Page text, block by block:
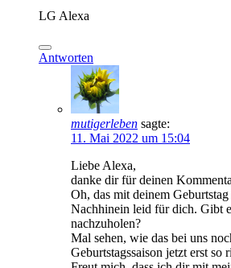
LG Alexa
Antworten
mutigerleben sagte:
11. Mai 2022 um 15:04
Liebe Alexa,
danke dir für deinen
Oh, das mit deinem
Nachhinein leid für dich. Gibt
nachzuholen?
Mal sehen, wie das bei uns
Geburtstagssaison jetzt erst so